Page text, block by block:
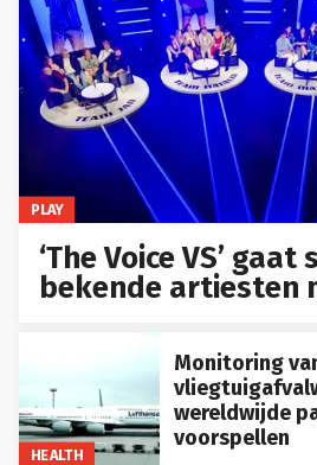
PLAY
‘The Voice VS’
bekende artiesten
HEALTH
Monitoring
wereldwijde
voorspellen